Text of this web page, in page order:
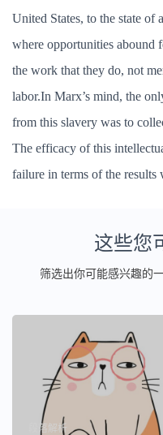
United States, to the state of
where opportunities abound
the work that they do, not
labor.In Marx’s mind, the
from this slavery was to
The efficacy of this
failure in terms of the results
这些您
筛选出你可能感兴趣的
段落解析